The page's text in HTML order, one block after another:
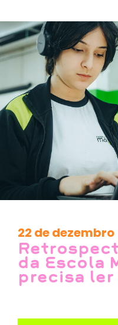
22 de dezembro
da Escola
precisa ler